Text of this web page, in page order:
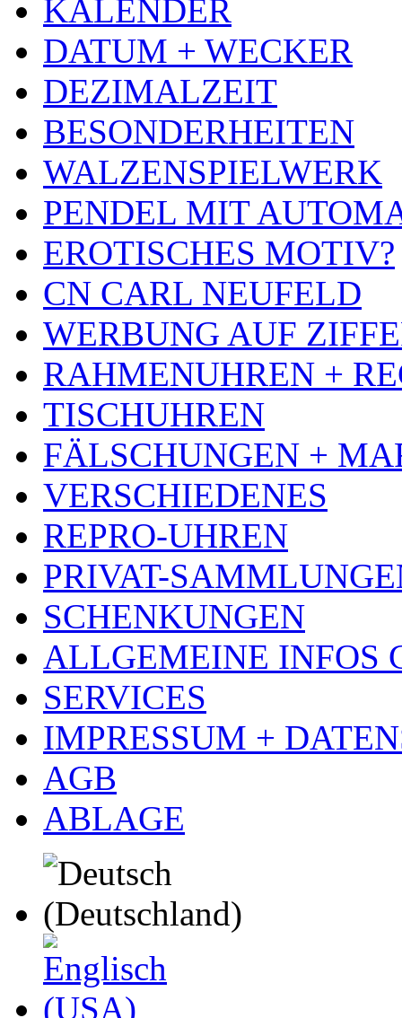
KALENDER
DATUM + WECKER
DEZIMALZEIT
BESONDERHEITEN
WALZENSPIELWERK
PENDEL MIT
EROTISCHES MOTIV?
CN CARL NEUFELD
WERBUNG AUF
RAHMENUHREN +
TISCHUHREN
FÄLSCHUNGEN +
VERSCHIEDENES
REPRO-UHREN
PRIVAT-
SCHENKUNGEN
ALLGEMEINE INFOS
SERVICES
IMPRESSUM +
AGB
ABLAGE